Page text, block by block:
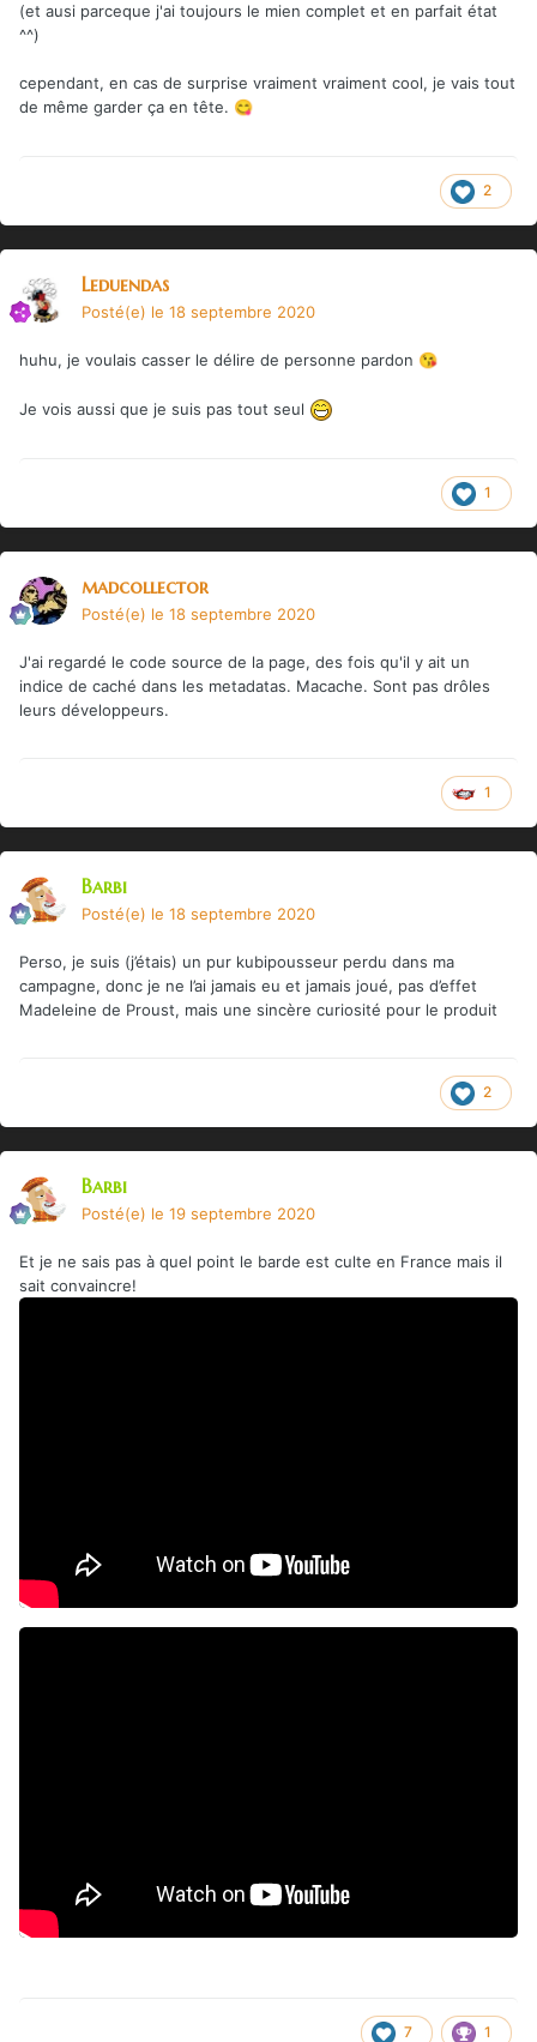
(et ausi parceque j'ai toujours le mien complet et en parfait état
^^)
cependant, en cas de surprise vraiment vraiment cool, je vais tout
de même garder ça en tête. 😋
2
Leduendas
Posté(e) le 18 septembre 2020
huhu, je voulais casser le délire de personne pardon 😘
Je vois aussi que je suis pas tout seul
1
madcollector
Posté(e) le 18 septembre 2020
J'ai regardé le code source de la page, des fois qu'il y ait un
indice de caché dans les metadatas. Macache. Sont pas drôles
leurs développeurs.
1
Barbi
Posté(e) le 18 septembre 2020
Perso, je suis (j’étais) un pur kubipousseur perdu dans ma
campagne, donc je ne l’ai jamais eu et jamais joué, pas d’effet
Madeleine de Proust, mais une sincère curiosité pour le produit
2
Barbi
Posté(e) le 19 septembre 2020
Et je ne sais pas à quel point le barde est culte en France mais il
sait convaincre!
7 1